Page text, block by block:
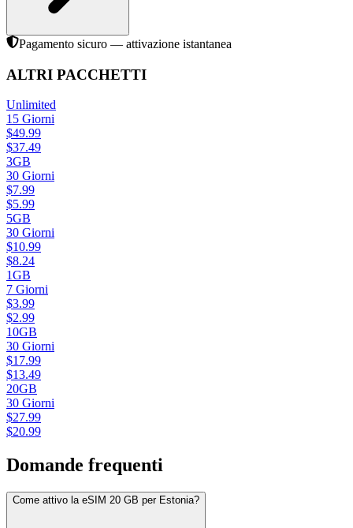
Pagamento sicuro — attivazione istantanea
ALTRI PACCHETTI
Unlimited
15 Giorni
$49.99
$37.49
3GB
30 Giorni
$7.99
$5.99
5GB
30 Giorni
$10.99
$8.24
1GB
7 Giorni
$3.99
$2.99
10GB
30 Giorni
$17.99
$13.49
20GB
30 Giorni
$27.99
$20.99
Domande frequenti
Come attivo la eSIM 20 GB per Estonia?